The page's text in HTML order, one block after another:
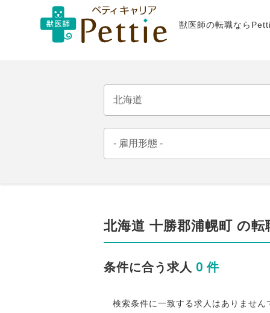
獣医師の転職なら
北海道 十勝郡浦幌町 の転
条件に合う求人 0 件
検索条件に一致する求人はありません